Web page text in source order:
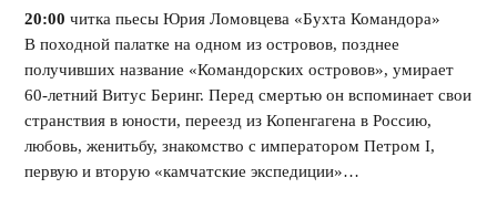
20:00 читка пьесы Юрия Ломовцева «Бухта Командора»
В походной палатке на одном из островов, позднее
получивших название «Командорских островов», умирает
60-летний Витус Беринг. Перед смертью он вспоминает свои
странствия в юности, переезд из Копенгагена в Россию,
любовь, женитьбу, знакомство с императором Петром I,
первую и вторую «камчатские экспедиции»…